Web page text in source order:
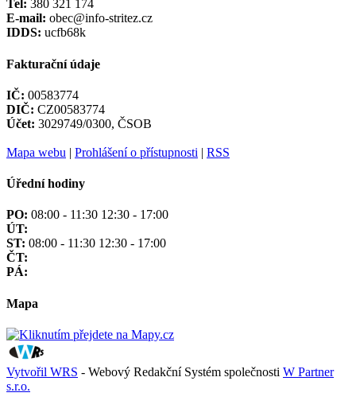
Tel: 380 321 174
E-mail: obec@info-stritez.cz
IDDS: ucfb68k
Fakturační údaje
IČ: 00583774
DIČ: CZ00583774
Účet: 3029749/0300, ČSOB
Mapa webu | Prohlášení o přístupnosti | RSS
Úřední hodiny
PO: 08:00 - 11:30 12:30 - 17:00
ÚT:
ST: 08:00 - 11:30 12:30 - 17:00
ČT:
PÁ:
Mapa
Vytvořil WRS - Webový Redakční Systém společnosti W Partner
s.r.o.